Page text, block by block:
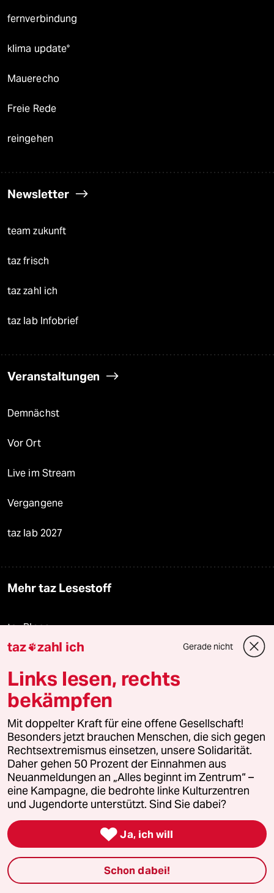
fernverbindung
klima update°
Mauerecho
Freie Rede
reingehen
Newsletter
team zukunft
taz frisch
taz zahl ich
taz lab Infobrief
Veranstaltungen
Demnächst
Vor Ort
Live im Stream
Vergangene
taz lab 2027
Mehr taz Lesestoff
taz Blogs
Le Monde diplomatique
taz Archiv
Mehr taz Angebote
Reisen
Kantine
Shop
taz zahl ich Gerade nicht
Links lesen, rechts
bekämpfen
Mit doppelter Kraft für eine offene Gesellschaft!
Besonders jetzt brauchen Menschen, die sich gegen
Rechtsextremismus einsetzen, unsere Solidarität.
Daher gehen 50 Prozent der Einnahmen aus
Neuanmeldungen an „Alles beginnt im Zentrum“ –
eine Kampagne, die bedrohte linke Kulturzentren
und Jugendorte unterstützt. Sind Sie dabei?
 Ja, ich will
Schon dabei!